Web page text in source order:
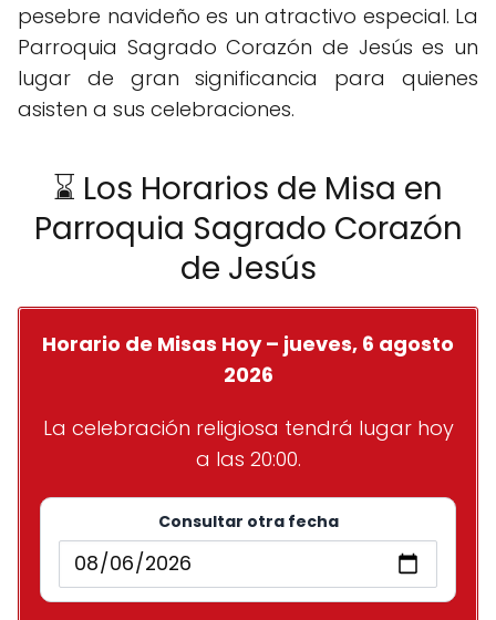
pesebre navideño es un atractivo especial. La
Parroquia Sagrado Corazón de Jesús es un
lugar de gran significancia para quienes
asisten a sus celebraciones.
⌛ Los Horarios de Misa en
Parroquia Sagrado Corazón
de Jesús
Horario de Misas Hoy – jueves, 6 agosto
2026
La celebración religiosa tendrá lugar hoy
a las 20:00.
Consultar otra fecha